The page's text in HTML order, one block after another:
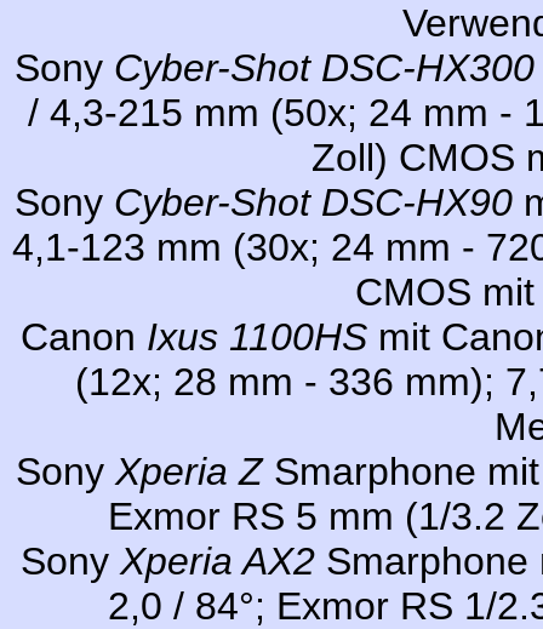
Sony Cyber-Shot DSC-HX300
/ 4,3-215 mm (50x; 24 mm -
Zoll) CMOS
Sony Cyber-Shot DSC-HX90
4,1-123 mm (30x; 24 mm -
CMOS
Canon Ixus 1100HSmit
(12x; 28 mm - 336 mm);
Sony Xperia ZSmarphone
Exmor RS 5 mm (1/3.2
Sony Xperia AX2 Smarphone
2,0 / 84°; Exmor RS 1/